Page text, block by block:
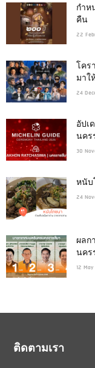
กำห
คืน
22
โคร
มาใ
24
อัปเ
นคร
30
หนับ
24
ผลก
นคร
12
ติดตามเรา